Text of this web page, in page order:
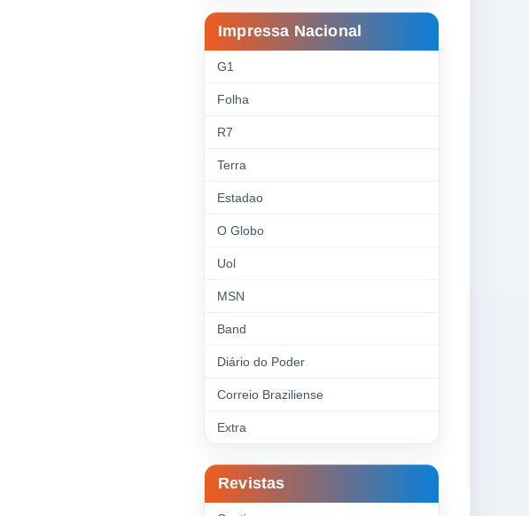
Impressa Nacional
G1
Folha
R7
Terra
Estadao
O Globo
Uol
MSN
Band
Diário do Poder
Correio Braziliense
Extra
Revistas